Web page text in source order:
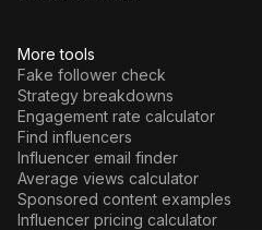
More tools
Fake follower check
Strategy breakdowns
Engagement rate calculator
Find influencers
Influencer email finder
Average views calculator
Sponsored content examples
Influencer pricing calculator